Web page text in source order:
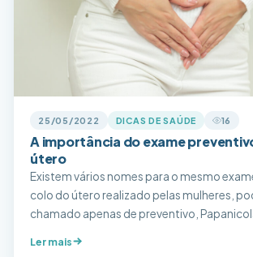
25/05/2022 DICAS DE SAÚDE 16
A importância do exame
útero
Existem vários nomes para o mesmo
colo do útero realizado pelas mulheres,
chamado apenas de preventivo,
Ler mais